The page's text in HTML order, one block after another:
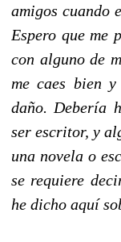
amigos cuando
Espero que me
con alguno de
me caes bien
daño. Debería
ser escritor, y
una novela o
se requiere
he dicho aquí